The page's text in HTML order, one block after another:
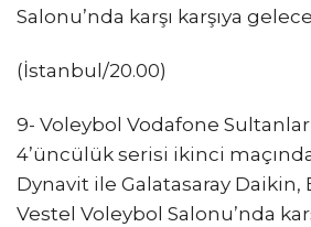
Salonu’nda karşı karşıya
(İstanbul/20.00)
9- Voleybol Vodafone
4’üncülük serisi ikinci maçında
Dynavit ile Galatasaray
Vestel Voleybol Salonu’nda